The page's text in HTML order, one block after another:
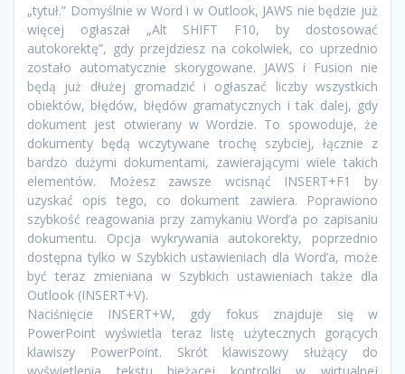
„tytuł.” Domyślnie w Word i w Outlook, JAWS nie będzie już
więcej ogłaszał „Alt SHIFT F10, by dostosować
autokorektę”, gdy przejdziesz na cokolwiek, co uprzednio
zostało automatycznie skorygowane. JAWS i Fusion nie
będą już dłużej gromadzić i ogłaszać liczby wszystkich
obiektów, błędów, błędów gramatycznych i tak dalej, gdy
dokument jest otwierany w Wordzie. To spowoduje, że
dokumenty będą wczytywane trochę szybciej, łącznie z
bardzo dużymi dokumentami, zawierającymi wiele takich
elementów. Możesz zawsze wcisnąć INSERT+F1 by
uzyskać opis tego, co dokument zawiera. Poprawiono
szybkość reagowania przy zamykaniu Word’a po zapisaniu
dokumentu. Opcja wykrywania autokorekty, poprzednio
dostępna tylko w Szybkich ustawieniach dla Word’a, może
być teraz zmieniana w Szybkich ustawieniach także dla
Outlook (INSERT+V).
Naciśnięcie INSERT+W, gdy fokus znajduje się w
PowerPoint wyświetla teraz listę użytecznych gorących
klawiszy PowerPoint. Skrót klawiszowy służący do